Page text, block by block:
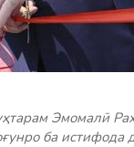
Эмомалӣ
ба истифода